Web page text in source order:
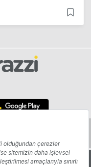
Yazarlar